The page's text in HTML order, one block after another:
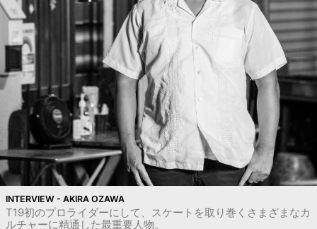
INTERVIEW - AKIRA OZAWA
T19初のプロライダーにして、スケートを取り巻くさまざまなカ
ルチャーに精通した最重要人物。